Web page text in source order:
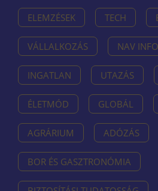
ELEMZÉSEK TECH
VÁLLALKOZÁS NAV
INGATLAN UTAZÁS
ÉLETMÓD GLOBÁL
AGRÁRIUM ADÓZÁS
BOR ÉS GASZTRONÓMIA